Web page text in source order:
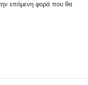
επόμενη φορά που θα